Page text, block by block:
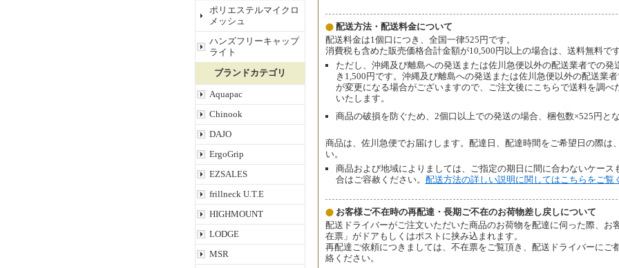
ポリエステルマイクロ
メッシュ
ハンズフリーキャップ
ライト
ブランドカテゴリ
Aquapac
Chinook
DAJO
ErgoGrip
EZSALES
frillneck U.T.E
HIGHMOUNT
LODGE
MSR
配送方法・配送料金について
配送料金は1個口につき、全国一律525円です。
消費税も含めた販売価格合計金額が10,500円以上の場合は、送料無料です
ただし、沖縄及び離島への発送または佐川急便以外の配送業者での発
き1,500円です。沖縄及び離島への発送または佐川急便以外の配送業
が変更になる場合がございますので、ご注文後にこちらで送料を調べ
いたします。
商品の破損を防ぐため、2個口以上での発送の場合、梱包数×525円とな
商品は、佐川急便でお届けします。配達日、配達時間をご希望日の際は
い。
商品および地域によりましては、ご指定の期日に間に合わないケース
合はご容赦ください。 配送方法の詳しい説明に関してはこちらをご覧
お客様ご不在時の再配達・長期ご不在のお荷物差し戻しについて
配送ドライバーがご注文いただいた商品のお荷物を配達に伺った際、お
在票」がドアもしくはポストに挟み込まれます。
再配達ご依頼につきましては、不在票をご覧頂き、配送ドライバーにご
絡ください。